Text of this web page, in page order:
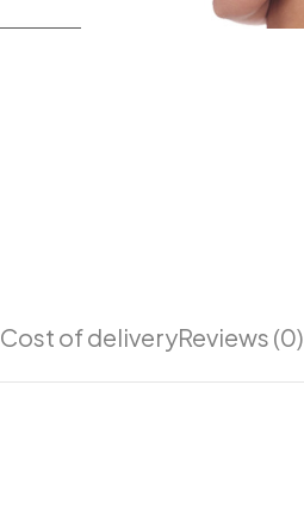
Cost of deliveryReviews (0)